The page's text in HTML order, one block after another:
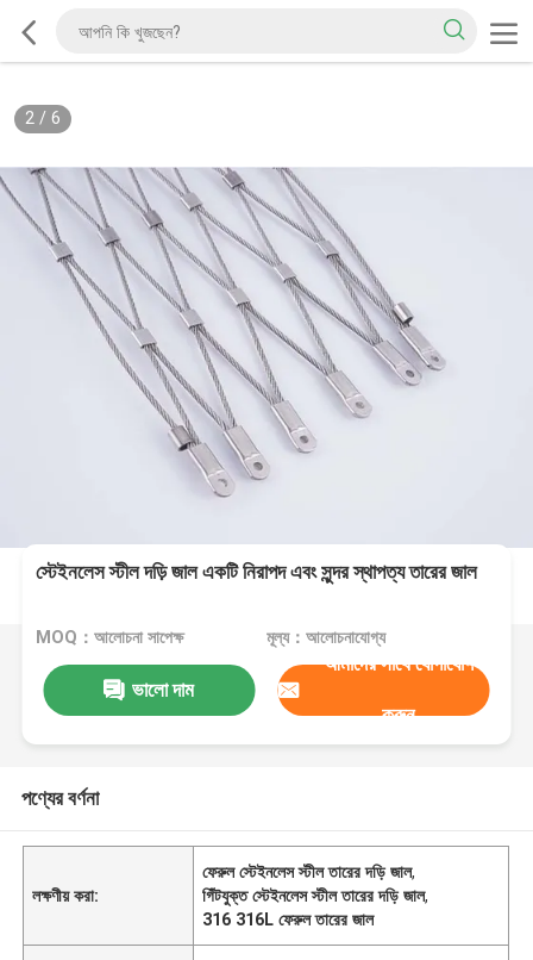
2/ 6
স্টেইনলেস স্টীল দড়ি জাল একটি নিরাপদ এবং সুন্দর স্থাপত্য তারের জাল
MOQ：আলোচনা সাপেক্ষ মূল্য：আলোচনাযোগ্য
ভালো দাম
আমাদের সাথে যোগাযোগ
করুন
পণ্যের বর্ণনা
লক্ষণীয় করা:
ফেরুল স্টেইনলেস স্টীল তারের দড়ি জাল,
গিঁটযুক্ত স্টেইনলেস স্টীল তারের দড়ি জাল,
316 316L ফেরুল তারের জাল